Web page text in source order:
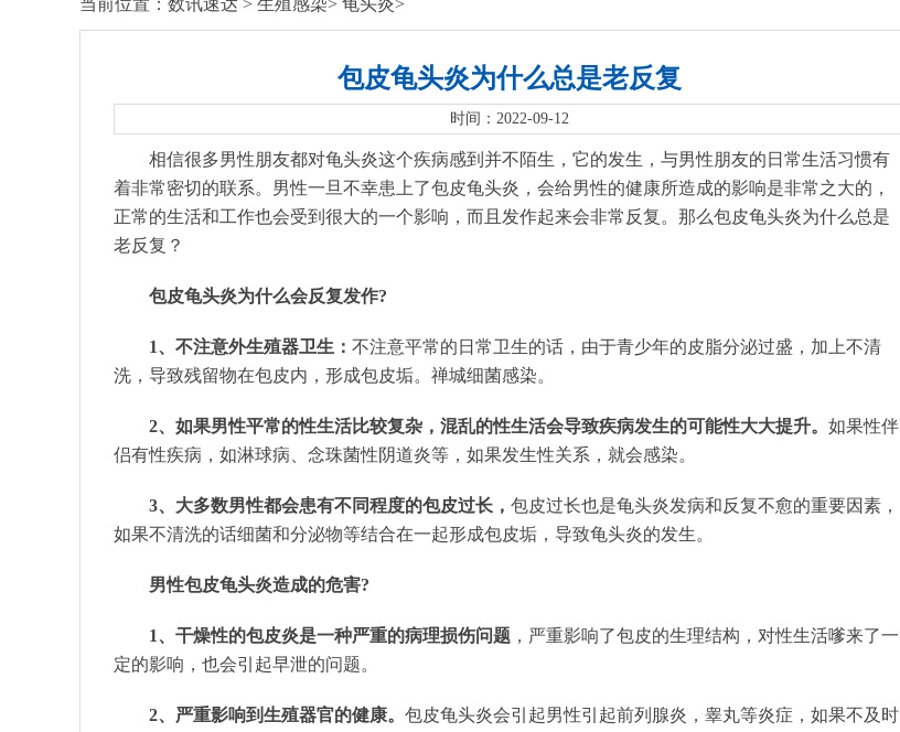
包皮龟头炎为什么总是老反复
时间：2022-09-12
相信很多男性朋友都对龟头炎这个疾病感到并不陌生，它的发生，与男性朋友的日常生活习惯有
着非常密切的联系。男性一旦不幸患上了包皮龟头炎，会给男性的健康所造成的影响是非常之大的，
正常的生活和工作也会受到很大的一个影响，而且发作起来会非常反复。那么包皮龟头炎为什么总是
老反复？
包皮龟头炎为什么会反复发作?
1、不注意外生殖器卫生： 不注意平常的日常卫生的话，由于青少年的皮脂分泌过盛，加上不清
洗，导致残留物在包皮内，形成包皮垢。禅城细菌感染。
2、如果男性平常的性生活比较复杂，混乱的性生活会导致疾病发生的可能性大大提升。 如果性伴
侣有性疾病，如淋球病、念珠菌性阴道炎等，如果发生性关系，就会感染。
3、大多数男性都会患有不同程度的包皮过长， 包皮过长也是龟头炎发病和反复不愈的重要因素，
如果不清洗的话细菌和分泌物等结合在一起形成包皮垢，导致龟头炎的发生。
男性包皮龟头炎造成的危害?
1、干燥性的包皮炎是一种严重的病理损伤问题 ，严重影响了包皮的生理结构，对性生活嗲来了一
定的影响，也会引起早泄的问题。
2、严重影响到生殖器官的健康。 包皮龟头炎会引起男性引起前列腺炎，睾丸等炎症，如果不及时